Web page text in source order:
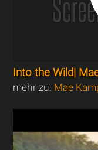
Into the Wild|
mehr zu: Mae